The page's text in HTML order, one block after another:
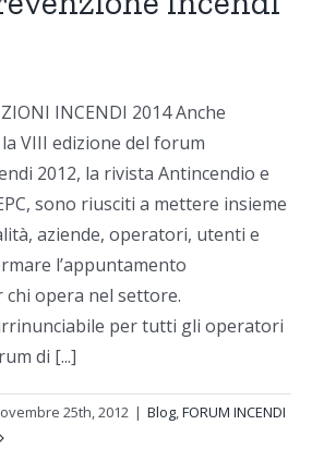
INCENDI 2014 Anche
VIII edizione del forum
2012, la rivista Antincendio e
sono riusciti a mettere insieme
aziende, operatori, utenti e
l’appuntamento
chi opera nel settore.
per tutti gli operatori
di [...]
25th, 2012 | Blog,FORUM INCENDI